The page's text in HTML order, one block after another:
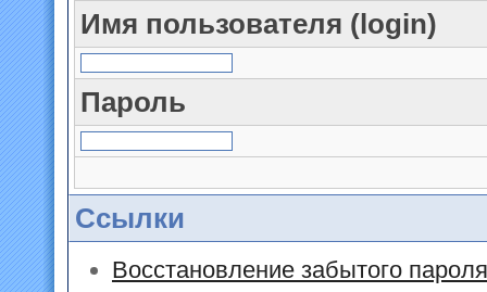
Имя пользователя (login)
Пароль
Ссылки
Восстановление забытого пароля